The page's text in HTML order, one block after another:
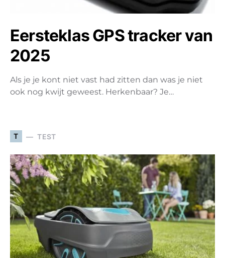
Eersteklas GPS tracker van
2025
Als je je kont niet vast had zitten dan was je niet
ook nog kwijt geweest. Herkenbaar? Je…
T TEST